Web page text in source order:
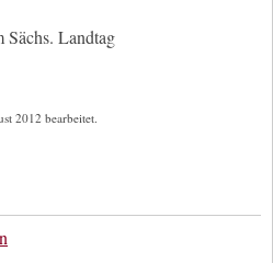
Sächs. Landtag
2012 bearbeitet.